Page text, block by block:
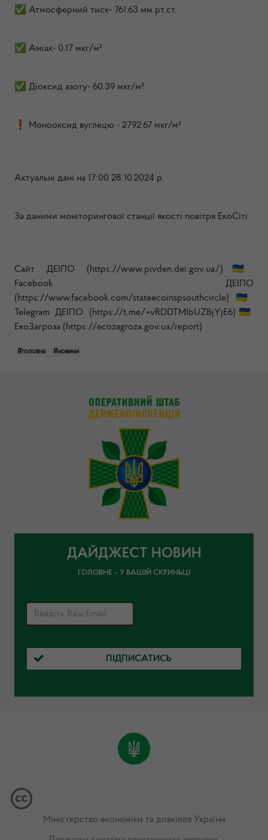
✅ Атмосферний тиск- 761.63 мм.рт.ст.
✅ Аміак- 0.17 мкг/м³
✅ Діоксид азоту- 60.39 мкг/м³
❗️ Монооксид вуглецю - 2792.67 мкг/м³
Актуальні дані на 17:00 28.10.2024 р.
За даними моніторингової станції якості повітря ЕкоСіті
Сайт ДЕІПО (https://www.pivden.dei.gov.ua/)🇺🇦
Facebook ДЕІПО
(https://www.facebook.com/stateecoinspsouthcircle)🇺🇦
Telegram ДЕІПО (https://t.me/+vRDDTMlbUZBjYjE6)🇺🇦
ЕкоЗагроза (https://ecozagroza.gov.ua/report)
#головна #новини
ДАЙДЖЕСТ НОВИН
ГОЛОВНЕ – У ВАШІЙ СКРИНЬЦІ
ПІДПИСАТИСЬ
Міністерство економіки та довкілля України